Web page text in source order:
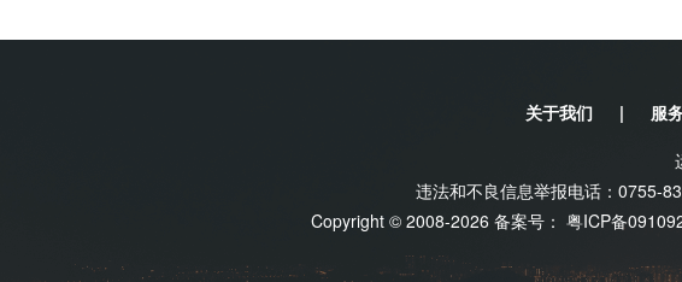
关于我们 | 服
违法和不良信息举报电话：0755-
Copyright © 2008-2026 备案号： 粤ICP备